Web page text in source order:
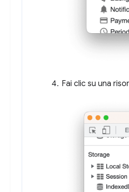
Fai clic su una